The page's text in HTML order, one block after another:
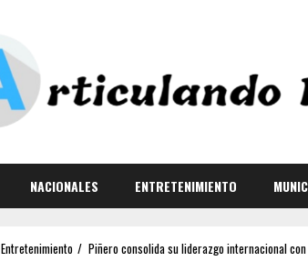
NACIONALES ENTRETENIMIENTO
Entretenimiento Piñero consolida su liderazgo internacional